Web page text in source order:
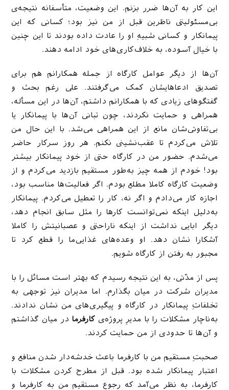
این کار به آن‌ها ضرر بزنم. این وضعیت، متأسفانه نتیجه‌ی
بی‌مسئولیتی ناظرین قبل از من نیز بود؛ کسانی که این
پیمانکار و کسانی شبیهِ او را عادت داده بودند تا این چنین
با خیال آسوده، به خلاف‌کاری‌های خود ادامه دهند.
آن‌ها از دیگر عوامل کارگاه از جمله همکارانم هم برای
تصدیق ادعاهایشان کمک می‌گرفتند. علی رغم بحث و
گفتگوهای زیادی که با همکارانم داشتم، آن‌ها در این مسأله،
همراهی و حمایت نکردند، چون تبانی آن‌ها با پیمانکار یا
بی‌تفاوتی‌شان مانع از این همراهی می‌شد. با این حال من
تلاش می‌کردم تا عقب‌نشینی نکنم. هر روز سرکار حاضر
می‌شدم. حضور من در کارگاه حتی از خود پیمانکار بیشتر
بود! خودم از همه چیز به‌طور مستقیم بازدید می‌کردم و از
وضعیت کارگاه کاملا مطلع بودم. اگر فعالیت‌ها مناسب بود،
اجازه کار می‌دادم و اگر نه، کار را تعطیل می‌کردم. پیمانکار
به‌دلیل اینکه نمی‌توانست کارها ر‌ا مثل سابق انجام دهد،
دیگر ابایی نداشت از اینکه ناراحتی و عصبانیتش را کاملا
آشکارا نشان دهد. او وعده‌های غذایی‌ما را قطع کرد تا
مجبور به رفتن از کارگاه شویم.
پس از مدّتی، به این نتیجه رسیدم که بهتر است مسائل را با
مدیران شرکت در میان بگذارم. اما مدیران نیز توجهی به
تخلفاتِ پیمانکار در کارگاه و پیگیری‌های من نشان ندادند.
به‌ناچار مشکلات را با مدیرِ پروژه‌ی کارفرما در میان گذاشتم
و آن‌ها تا حدودی از من حمایت کردند.
صحبتِ مستقیم من با کارفرما باعث خدشه‌دار شدن منافع و
اعتبار پیمانکار شده بود. قبل از مطرح کردن مشکلات با
کارفرما، به نظر می‌آمد که رجوع مستقیم من به کارفرما و